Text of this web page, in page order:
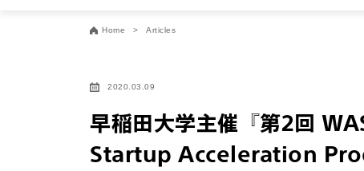
Home Articles
2020.03.09
早稲田大学主催『第2回
Startup Acceleration